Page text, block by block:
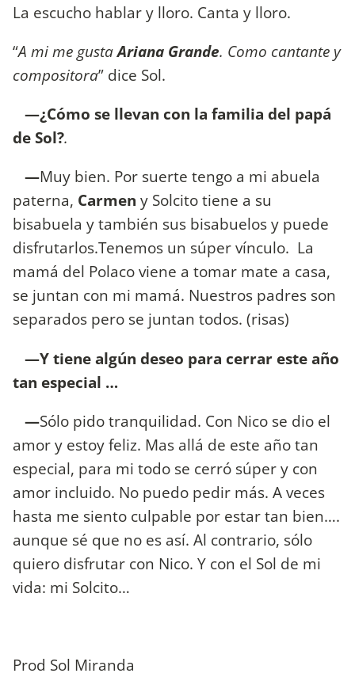
La escucho hablar y lloro. Canta y lloro.
“A mi me gustaAriana Grande. Como cantante y
compositora” dice Sol.
—¿Cómo se llevan con la familia del papá
de Sol?.
—Muy bien. Por suerte tengo a mi abuela
paterna, Carmen y Solcito tiene a su
bisabuela y también sus bisabuelos y puede
disfrutarlos.Tenemos un súper vínculo. La
mamá del Polaco viene a tomar mate a casa,
se juntan con mi mamá. Nuestros padres son
separados pero se juntan todos. (risas)
—Y tiene algún deseo para cerrar este año
tan especial …
—Sólo pido tranquilidad. Con Nico se dio el
amor y estoy feliz. Mas allá de este año tan
especial, para mi todo se cerró súper y con
amor incluido. No puedo pedir más. A veces
hasta me siento culpable por estar tan bien….
aunque sé que no es así. Al contrario, sólo
quiero disfrutar con Nico. Y con el Sol de mi
vida: mi Solcito…
Prod Sol Miranda